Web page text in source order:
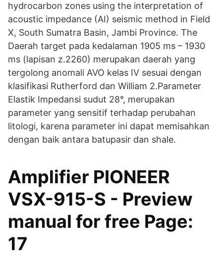
hydrocarbon zones using the interpretation of
acoustic impedance (AI) seismic method in Field
X, South Sumatra Basin, Jambi Province. The
Daerah target pada kedalaman 1905 ms – 1930
ms (lapisan z.2260) merupakan daerah yang
tergolong anomali AVO kelas IV sesuai dengan
klasifikasi Rutherford dan William 2.Parameter
Elastik Impedansi sudut 28°, merupakan
parameter yang sensitif terhadap perubahan
litologi, karena parameter ini dapat memisahkan
dengan baik antara batupasir dan shale.
Amplifier PIONEER
VSX-915-S - Preview
manual for free Page:
17